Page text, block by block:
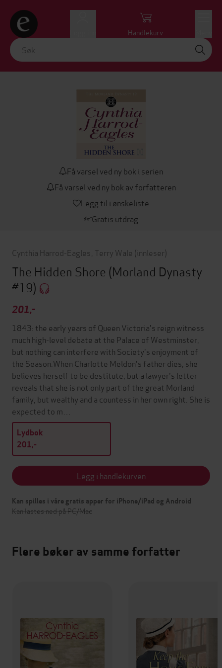
Handlekurv
Få varsel ved ny bok i serien
Få varsel ved ny bok av forfatteren
Legg til i ønskeliste
Gratis utdrag
Cynthia Harrod-Eagles Terry Wale (innleser)
The Hidden Shore (Morland Dynasty
#19)
201,-
1843: the early years of Queen Victoria's reign witness
much high-level debate at the Palace of Westminster,
but nothing can interfere with Society's enjoyment of
the Season.When Charlotte Meldon's father dies, she
believes herself to be destitute, but a lawyer's letter
reveals that she is not only part of the great Morland
family, but wealthy and a countess in her own right. She is
expected to m…
Lydbok
201,-
Legg i handlekurven
Kan spilles i våre gratis apper for iPhone/iPad og Android
Kan lastes ned på PC/Mac
Flere bøker av samme forfatter